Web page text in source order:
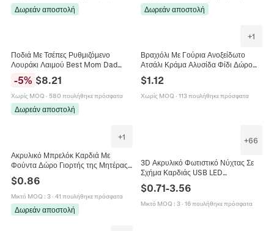
Δωρεάν αποστολή Δωρεάν αποστολή
Ποδιά Με Τσέπες Ρυθμιζόμενο
Λουράκι Λαιμού Best Mom Dad
Ever Εκτύπωση Για Κουζίνα
Μαγειρική BBQ Δώρο
-5% $8.21
Χωρίς MOQ · 580 πουλήθηκε πρόσφατα
Δωρεάν αποστολή
+1
Βραχιόλι Με Γούρια Ανοξείδωτο
Ατσάλι Κράμα Αλυσίδα Φίδι Δώρο
Γιορτή Της Μητέρας Καρδιά
Λουλούδι Αστέρι Σμάλτο Για Μαμά
$1.12
Χωρίς MOQ · 113 πουλήθηκε πρόσφατα
+1
Ακρυλικό Μπρελόκ Καρδιά Με
Φούντα Δώρο Γιορτής της Μητέρας
Διακοσμητικό Τσάντας Γυναικεία
$0.86
Μικτό MOQ : 3· 41 πουλήθηκε πρόσφατα
Δωρεάν αποστολή
+66
3D Ακρυλικό Φωτιστικό Νύχτας Σε
Σχήμα Καρδιάς USB LED
Επιτραπέζιο Φωτιστικό Διακοσμητικό
Δώρο Για Αδελφή Μαμά
$0.71-3.56
Μικτό MOQ : 3· 16 πουλήθηκε πρόσφατα